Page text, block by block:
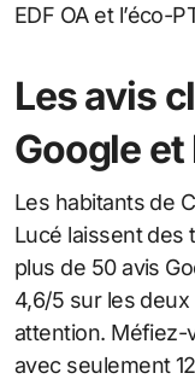
EDF OA et l’éco-
Les avis
Google
Les habitants de
Lucé laissent des
plus de 50 avis
4,6/5 sur les
attention. Méfiez-
avec seulement